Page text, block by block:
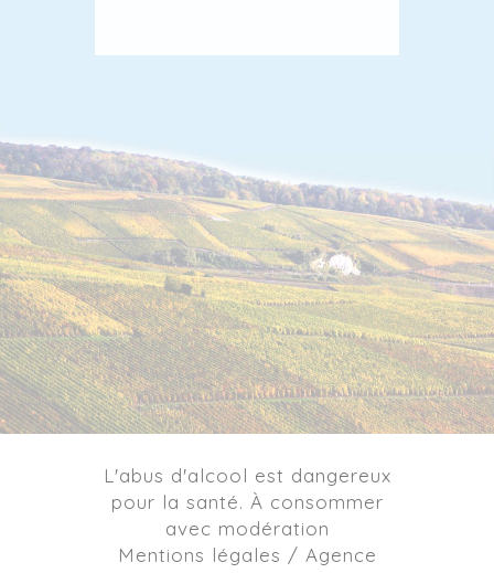
L'abus d'alcool est dangereux
pour la santé. À consommer
avec modération
Mentions légales / Agence